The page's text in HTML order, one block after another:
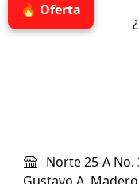
🔥 Oferta
Norte 25-A No.